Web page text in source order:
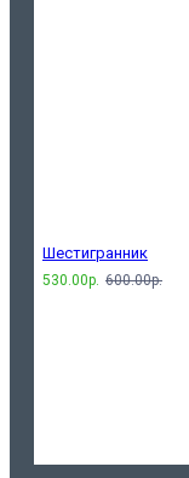
Шестигранник
530.00р. 600.00р.